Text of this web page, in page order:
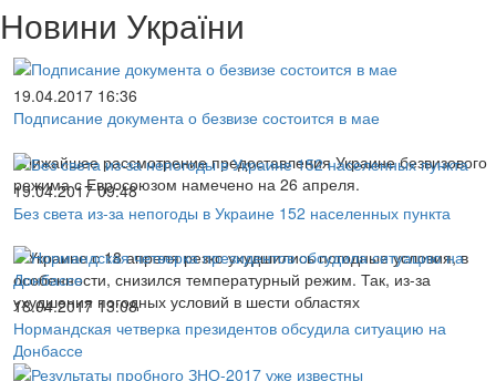
Новини України
19.04.2017 16:36
Подписание документа о безвизе состоится в мае
Ближайшее рассмотрение предоставления Украине безвизового
режима с Евросоюзом намечено на 26 апреля.
19.04.2017 09:48
Без света из-за непогоды в Украине 152 населенных пункта
В Украине с 18 апреля резко ухудшились погодные условия, в
особенности, снизился температурный режим. Так, из-за
ухудшения погодных условий в шести областях
18.04.2017 13:08
Нормандская четверка президентов обсудила ситуацию на
Донбассе